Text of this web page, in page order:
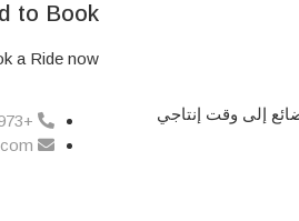
إلى وقت إنتاجي
to Book?
a Ride now.
+973 1747 4949